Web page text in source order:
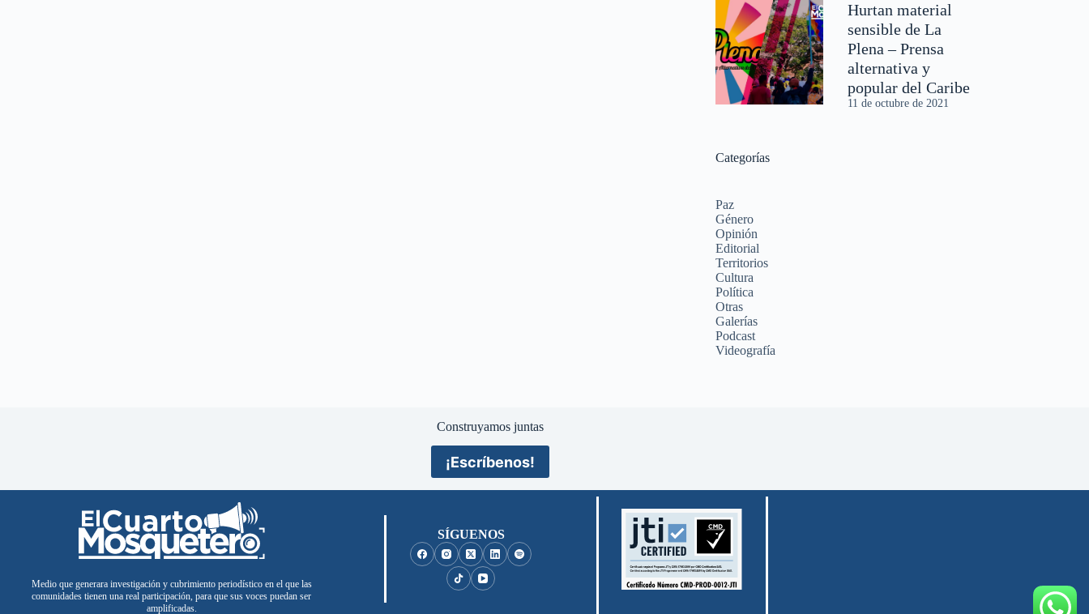
Hurtan material
sensible de La
Plena – Prensa
alternativa y
popular del Caribe
11 de octubre de 2021
Categorías
Paz
Género
Opinión
Editorial
Territorios
Cultura
Política
Otras
Galerías
Podcast
Videografía
Construyamos juntas
¡Escríbenos!
Medio que generara investigación y cubrimiento periodístico en el que las
comunidades tienen una real participación, para que sus voces puedan ser
amplificadas.
SÍGUENOS